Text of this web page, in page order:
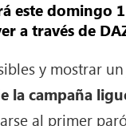
este domingo
a través de
y mostrar
la campaña
al primer